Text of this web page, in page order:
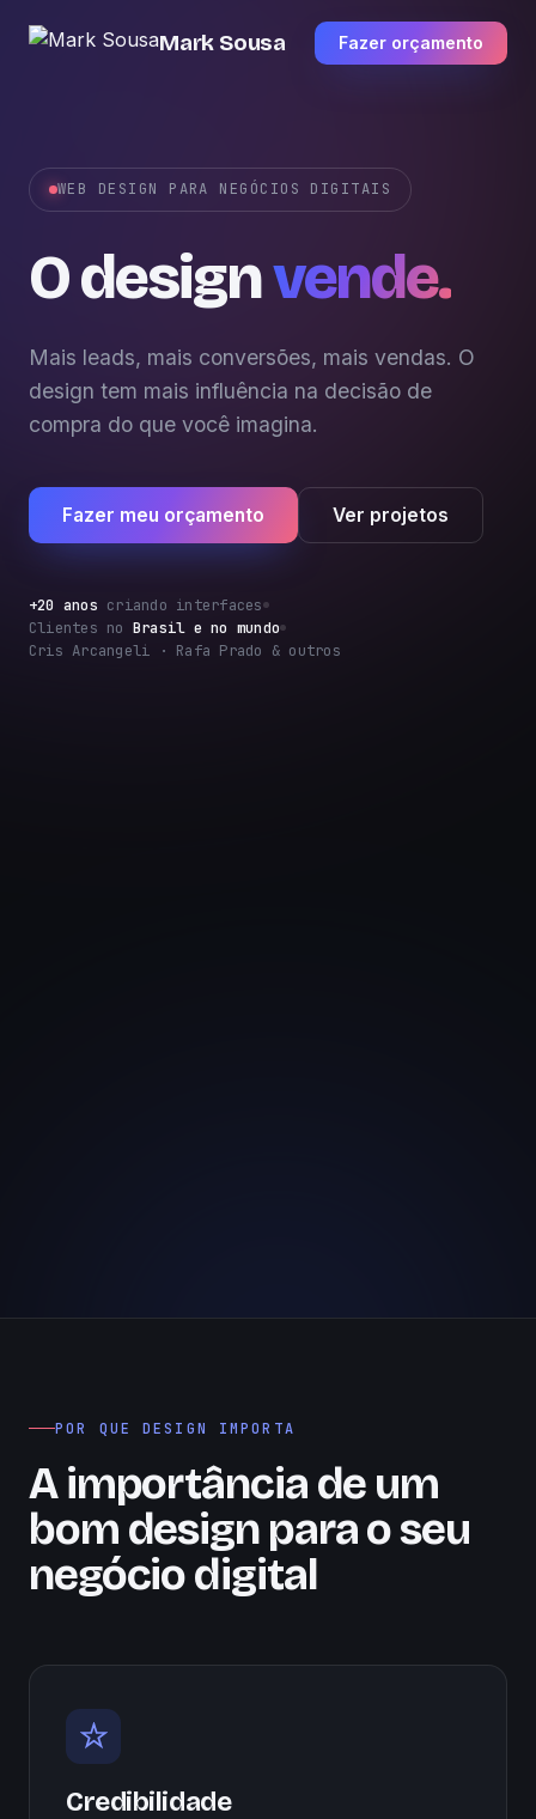
Mark Sousa Fazer orçamento
WEB DESIGN PARA NEGÓCIOS DIGITAIS
O designvende.
Mais leads, mais conversões, mais vendas. O
design tem mais influência na decisão de
compra do que você imagina.
Fazer meu orçamento Ver projetos
+20 anos criando interfaces
Clientes no Brasil e no mundo
Cris Arcangeli · Rafa Prado & outros
POR QUE DESIGN IMPORTA
A importância de um
bom design para o seu
negócio digital
Credibilidade